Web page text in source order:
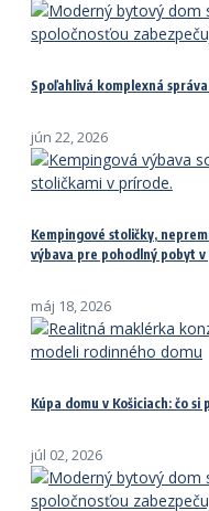
Spoľahlivá komplexná
jún 22, 2026
Kempingové stoličky,
výbava pre pohodlný pobyt
máj 18, 2026
Kúpa domu v Košiciach: čo
júl 02, 2026